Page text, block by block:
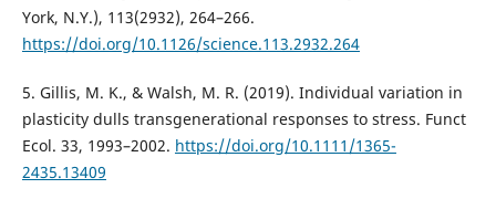
York, N.Y.), 113(2932), 264–266.
https://doi.org/10.1126/science.113.2932.264
5. Gillis, M. K., & Walsh, M. R. (2019). Individual variation in
plasticity dulls transgenerational responses to stress. Funct
Ecol. 33, 1993–2002. https://doi.org/10.1111/1365-
2435.13409